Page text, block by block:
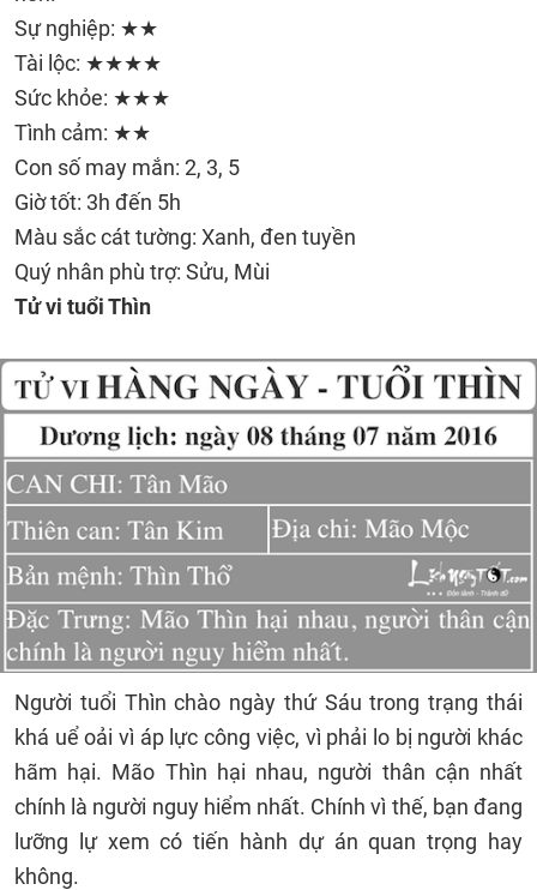
Sự nghiệp: ★★
Tài lộc: ★★★★
Sức khỏe: ★★★
Tình cảm: ★★
Con số may mắn: 2, 3, 5
Giờ tốt: 3h đến 5h
Màu sắc cát tường: Xanh, đen tuyền
Quý nhân phù trợ: Sửu, Mùi
Tử vi tuổi Thìn
Người tuổi Thìn chào ngày thứ Sáu trong trạng thái
khá uể oải vì áp lực công việc, vì phải lo bị người khác
hãm hại. Mão Thìn hại nhau, người thân cận nhất
chính là người nguy hiểm nhất. Chính vì thế, bạn đang
lưỡng lự xem có tiến hành dự án quan trọng hay
không.